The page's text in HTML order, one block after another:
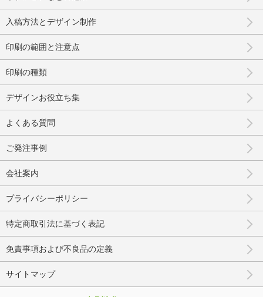
入稿方法とデザイン制作
印刷の範囲と注意点
印刷の種類
デザインお役立ち集
よくある質問
ご発注事例
会社案内
プライバシーポリシー
特定商取引法に基づく表記
免責事項および不良品の定義
サイトマップ